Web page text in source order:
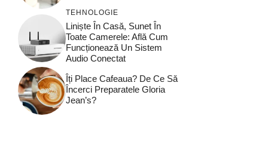
TEHNOLOGIE
Liniște În Casă, Sunet În
Toate Camerele: Află Cum
Funcționează Un Sistem
Audio Conectat
Îți Place Cafeaua? De Ce Să
Încerci Preparatele Gloria
Jean’s?